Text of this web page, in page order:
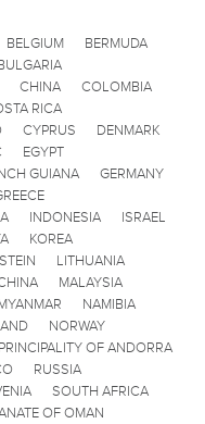
BELGIUM
BERMUDA
CHINA
COLOMBIA
RICA
CYPRUS
DENMARK
EGYPT
GUIANA
GERMANY
INDONESIA
ISRAEL
KOREA
LITHUANIA
MALAYSIA
NAMIBIA
NORWAY
PRINCIPALITY OF ANDORRA
RUSSIA
SOUTH AFRICA
OF OMAN